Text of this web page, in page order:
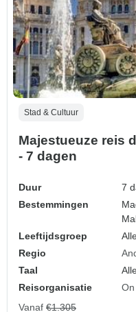
Stad & Cultuur
Majestueuze reis
- 7 dagen
Duur
7
Bestemmingen
Leeftijdsgroep
Regio
Taal
Reisorganisatie
Vanaf €1.305